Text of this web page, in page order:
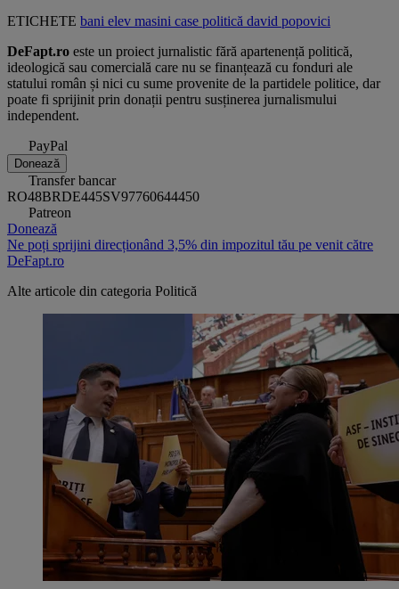
ETICHETE bani elev masini case politică david popovici
DeFapt.ro este un proiect jurnalistic fără apartenență politică,
ideologică sau comercială care nu se finanțează cu fonduri ale
statului român și nici cu sume provenite de la partidele politice, dar
poate fi sprijinit prin donații pentru susținerea jurnalismului
independent.
PayPal
Donează
Transfer bancar
RO48BRDE445SV97760644450
Patreon
Donează
Ne poți sprijini direcționând 3,5% din impozitul tău pe venit către
DeFapt.ro
Alte articole din categoria Politică